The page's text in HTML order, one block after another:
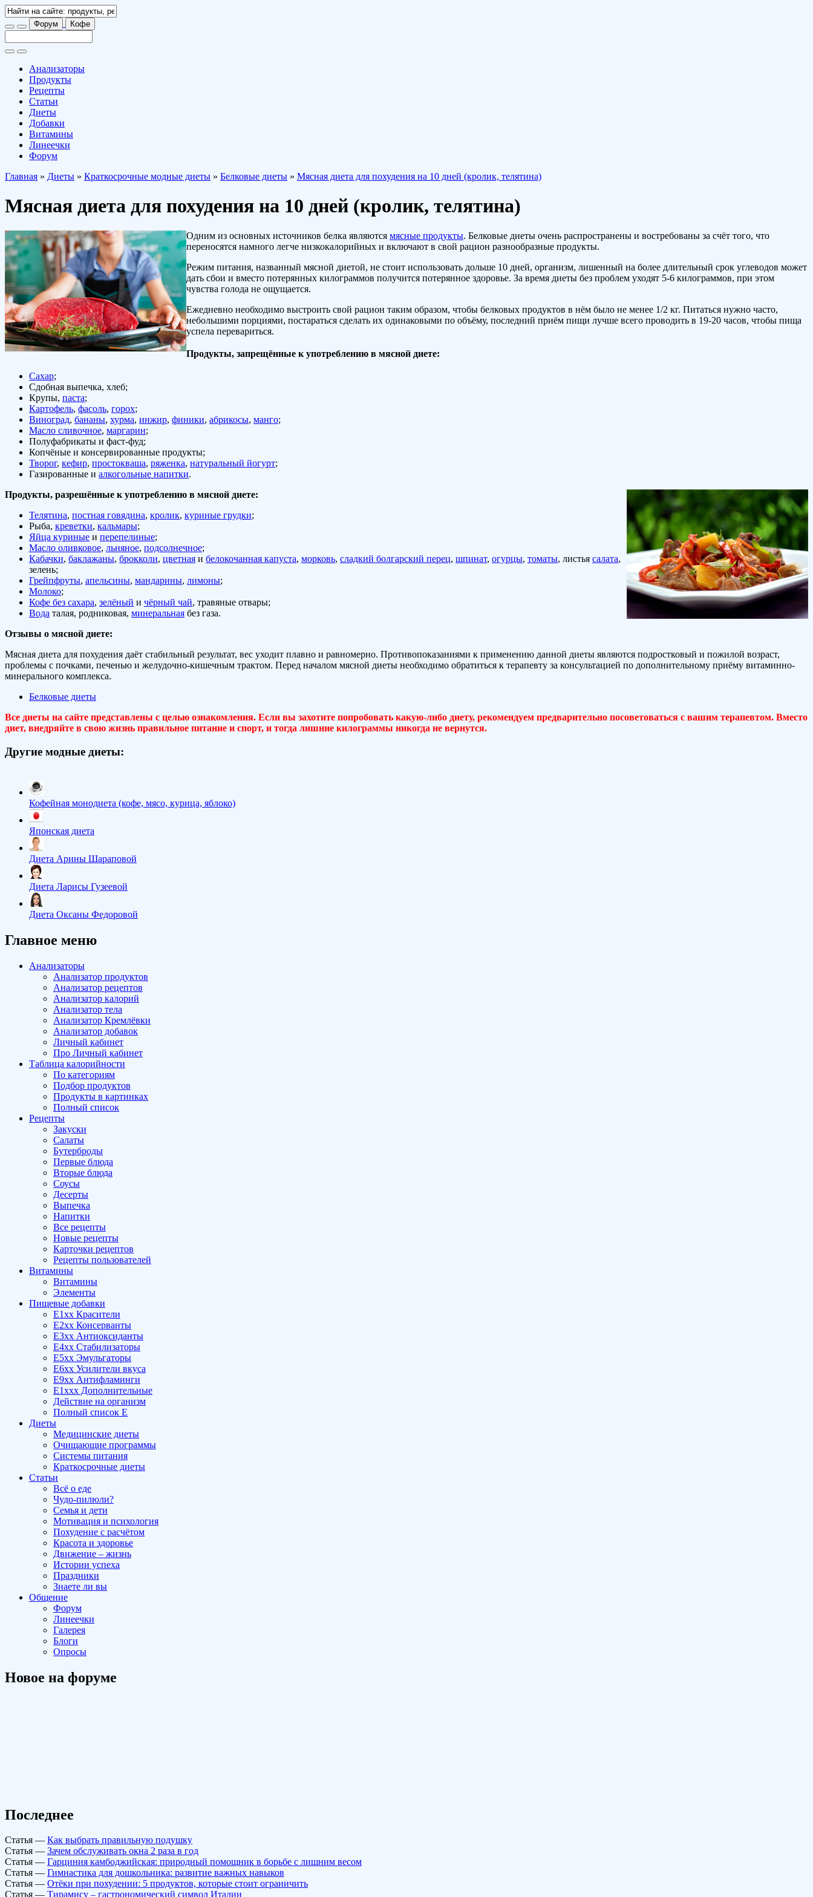
Форум Кофе
Анализаторы
Продукты
Рецепты
Статьи
Диеты
Добавки
Витамины
Линеечки
Форум
Главная » Диеты » Краткосрочные модные диеты » Белковые диеты » Мясная диета для похудения на 10 дней (кролик, телятина)
Мясная диета для похудения на 10 дней (кролик, телятина)
Одним из основных источников белка являются мясные продукты. Белковые диеты очень распространены и востребованы за счёт того, что
переносятся намного легче низкокалорийных и включают в свой рацион разнообразные продукты.
Режим питания, названный мясной диетой, не стоит использовать дольше 10 дней, организм, лишенный на более длительный срок углеводов может
дать сбои и вместо потерянных килограммов получится потерянное здоровье. За время диеты без проблем уходят 5-6 килограммов, при этом
чувства голода не ощущается.
Ежедневно необходимо выстроить свой рацион таким образом, чтобы белковых продуктов в нём было не менее 1/2 кг. Питаться нужно часто,
небольшими порциями, постараться сделать их одинаковыми по объёму, последний приём пищи лучше всего проводить в 19-20 часов, чтобы пища
успела перевариться.
Продукты, запрещённые к употреблению в мясной диете:
Сахар;
Сдобная выпечка, хлеб;
Крупы, паста;
Картофель, фасоль, горох;
Виноград, бананы, хурма, инжир, финики, абрикосы, манго;
Масло сливочное, маргарин;
Полуфабрикаты и фаст-фуд;
Копчёные и консервированные продукты;
Творог, кефир, простокваша, ряженка, натуральный йогурт;
Газированные и алкогольные напитки.
Продукты, разрешённые к употреблению в мясной диете:
Телятина, постная говядина, кролик, куриные грудки;
Рыба, креветки, кальмары;
Яйца куриные и перепелиные;
Масло оливковое, льняное, подсолнечное;
Кабачки, баклажаны, брокколи, цветная и белокочанная капуста, морковь, сладкий болгарский перец, шпинат, огурцы, томаты, листья салата,
зелень;
Грейпфруты, апельсины, мандарины, лимоны;
Молоко;
Кофе без сахара, зелёный и чёрный чай, травяные отвары;
Вода талая, родниковая, минеральная без газа.
Отзывы о мясной диете:
Мясная диета для похудения даёт стабильный результат, вес уходит плавно и равномерно. Противопоказаниями к применению данной диеты являются подростковый и пожилой возраст,
проблемы с почками, печенью и желудочно-кишечным трактом. Перед началом мясной диеты необходимо обратиться к терапевту за консультацией по дополнительному приёму витаминно-
минерального комплекса.
Белковые диеты
Все диеты на сайте представлены с целью ознакомления. Если вы захотите попробовать какую-либо диету, рекомендуем предварительно посоветоваться с вашим терапевтом. Вместо
диет, внедряйте в свою жизнь правильное питание и спорт, и тогда лишние килограммы никогда не вернутся.
Другие модные диеты:
Кофейная монодиета (кофе, мясо, курица, яблоко)
Японская диета
Диета Арины Шараповой
Диета Ларисы Гузеевой
Диета Оксаны Федоровой
Главное меню
Анализаторы
Анализатор продуктов
Анализатор рецептов
Анализатор калорий
Анализатор тела
Анализатор Кремлёвки
Анализатор добавок
Личный кабинет
Про Личный кабинет
Таблица калорийности
По категориям
Подбор продуктов
Продукты в картинках
Полный список
Рецепты
Закуски
Салаты
Бутерброды
Первые блюда
Вторые блюда
Соусы
Десерты
Выпечка
Напитки
Все рецепты
Новые рецепты
Карточки рецептов
Рецепты пользователей
Витамины
Витамины
Элементы
Пищевые добавки
E1xx Красители
E2xx Консерванты
E3xx Антиоксиданты
E4xx Стабилизаторы
E5xx Эмульгаторы
E6xx Усилители вкуса
E9xx Антифламинги
E1xxx Дополнительные
Действие на организм
Полный список E
Диеты
Медицинские диеты
Очищающие программы
Системы питания
Краткосрочные диеты
Статьи
Всё о еде
Чудо-пилюли?
Семья и дети
Мотивация и психология
Похудение с расчётом
Красота и здоровье
Движение – жизнь
Истории успеха
Праздники
Знаете ли вы
Общение
Форум
Линеечки
Галерея
Блоги
Опросы
Новое на форуме
Последнее
Статья — Как выбрать правильную подушку
Статья — Зачем обслуживать окна 2 раза в год
Статья — Гарциния камбоджийская: природный помощник в борьбе с лишним весом
Статья — Гимнастика для дошкольника: развитие важных навыков
Статья — Отёки при похудении: 5 продуктов, которые стоит ограничить
Статья — Тирамису – гастрономический символ Италии